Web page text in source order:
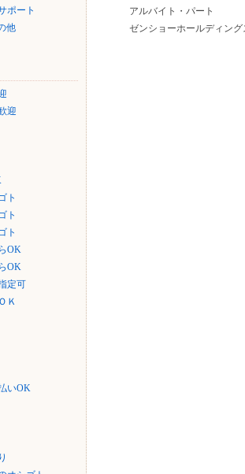
ポート
他
迎
ト
ト
ト
OK
OK
定可
Ｋ
いOK
アルバイト・パート
ゼンショーホールディング